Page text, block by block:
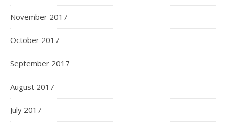
November 2017
October 2017
September 2017
August 2017
July 2017